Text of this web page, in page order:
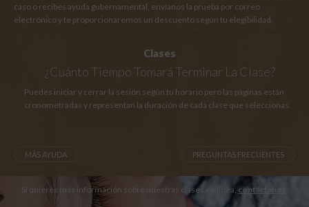
caso o recibes ayuda gubernamental, envíanos la prueba por correo
electrónico y te proporcionaremos un descuento según tu elegibilidad.
Clases
¿Cuánto Tiempo Tomará Terminar La Clase?
Puedes iniciar y cerrar la sesión según tu horario pero las páginas están
cronometradas y representan la duración de cada clase que seleccionas.
MÁS AYUDA PREGUNTAS FRECUENTES
Si quieres más información sobre nuestras clases en línea, contáctanos